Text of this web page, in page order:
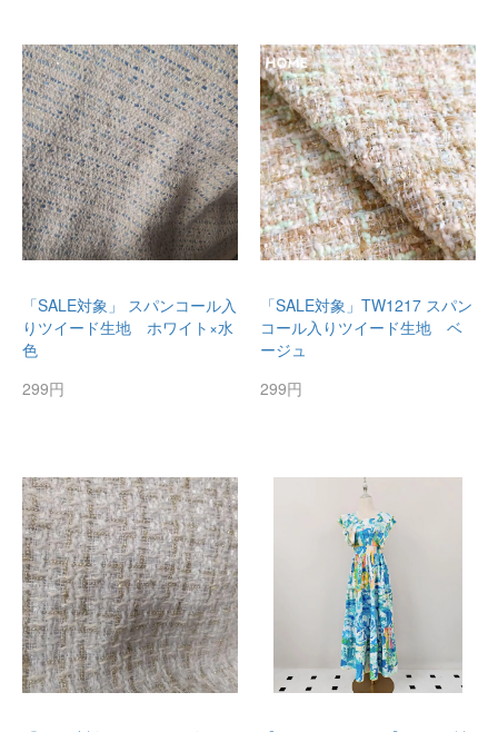
「SALE対象」 スパンコール入
りツイード生地 ホワイト×水
色
299円
「SALE対象」TW1217 スパン
コール入りツイード生地 ベ
ージュ
299円